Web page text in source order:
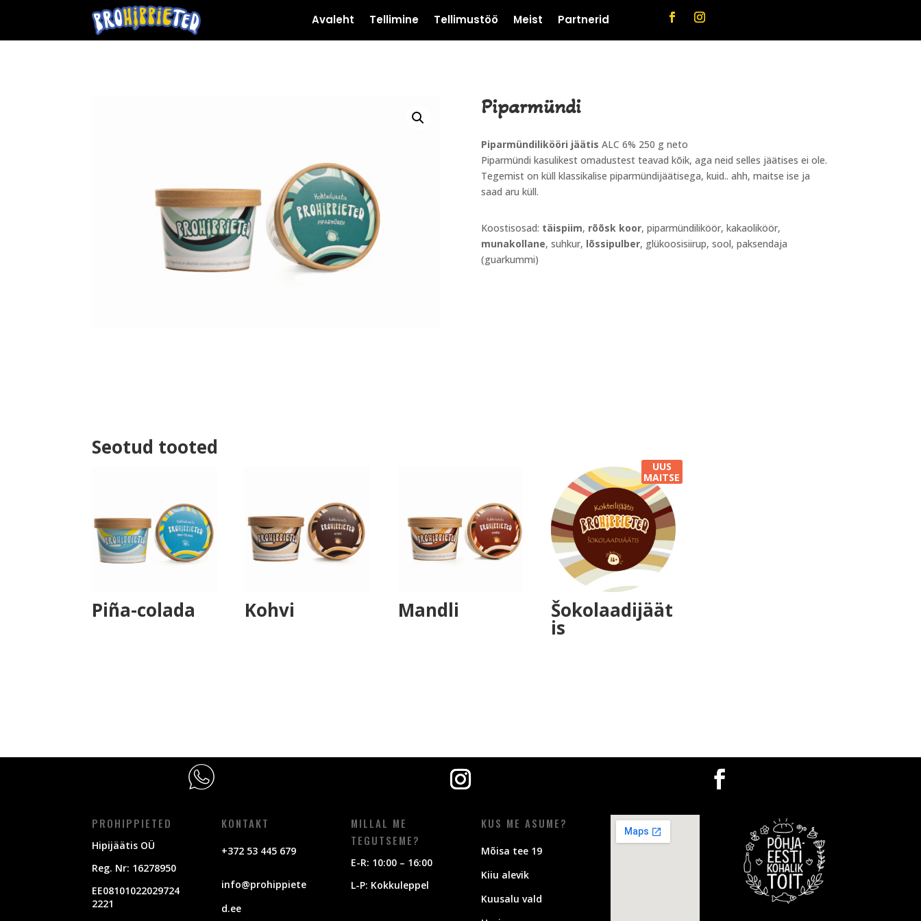
Avaleht Tellimine Tellimustöö Meist Partnerid
Piparmündi
Piparmündilikööri jäätis ALC 6% 250 g neto
Piparmündi kasulikest omadustest teavad kõik, aga neid selles jäätises ei ole.
Tegemist on küll klassikalise piparmündijäätisega, kuid.. ahh, maitse ise ja
saad aru küll.
Koostisosad: täispiim, rõõsk koor, piparmündiliköör, kakaoliköör,
munakollane, suhkur, lõssipulber, glükoosisiirup, sool, paksendaja
(guarkummi)
Seotud tooted
Piña-colada Kohvi Mandli
UUS
MAITSE
Šokolaadijäät
is
PROHIPPIETED
Hipijäätis OÜ
Reg. Nr: 16278950
EE08101022029724
2221
KONTAKT
+372 53 445 679
info@prohippiete
d.ee
MILLAL ME
TEGUTSEME?
E-R: 10:00 – 16:00
L-P: Kokkuleppel
KUS ME ASUME?
Mõisa tee 19
Kiiu alevik
Kuusalu vald